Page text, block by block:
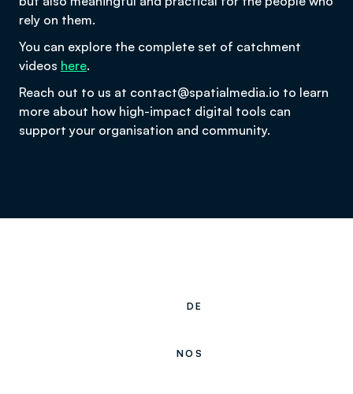
rely on them.
You can explore the complete set of catchment
videos here.
Reach out to us at contact@spatialmedia.io to learn
more about how high-impact digital tools can
support your organisation and community.
DE
NOS